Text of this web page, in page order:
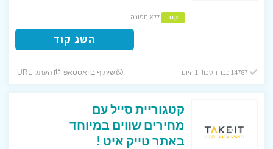
קוד ללא תפוגה
השג קוד
שיתוף בוואטסאפ העתק URL
קטגוריית סייל עם
מחירים שווים במיוחד
באתר טייק איט !